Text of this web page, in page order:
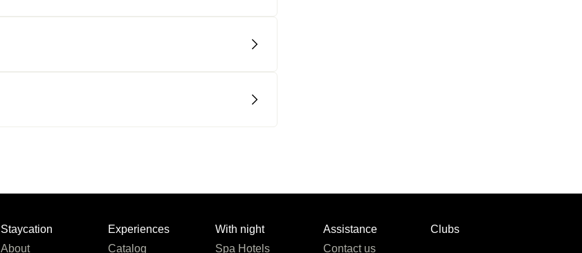
Staycation
About
Experiences
Catalog
With night
Spa Hotels
Assistance
Contact us
Clubs